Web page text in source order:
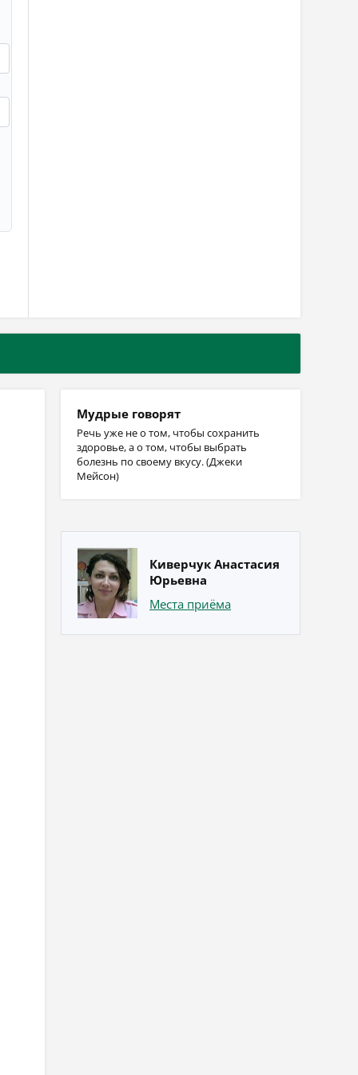
Мудрые говорят
Речь уже не о том, чтобы сохранить
здоровье, а о том, чтобы выбрать
болезнь по своему вкусу. (Джеки
Мейсон)
Киверчук Анастасия
Юрьевна
Места приёма